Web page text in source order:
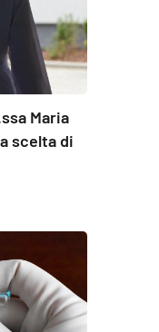
Maria
scelta di